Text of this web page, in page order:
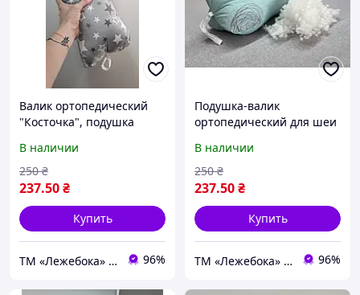
Валик ортопедический
"Косточка", подушка
и спину хлопковая
В наличии
237.50₴
250 ₴
Купить
ТМ «Лежебока» - текстиль и спецтовары 96%
Подушка-валик
ортопедический для шеи
путешествий "Косточка"
5х15 см голубого цвета
В наличии
237.50₴
250 ₴
Купить
ТМ «Лежебока» - текстиль и спецтовары 96%